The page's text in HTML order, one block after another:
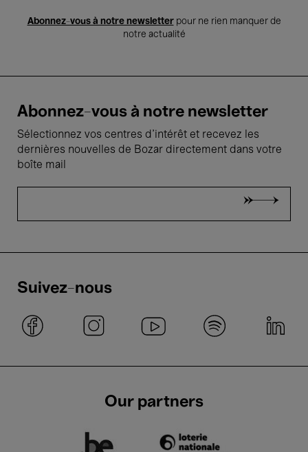
Abonnez-vous à notre newsletterpour ne rien manquer de
notre actualité
Abonnez-vous à notre newsletter
Sélectionnez vos centres d'intérêt et recevez les
dernières nouvelles de Bozar directement dans votre
boîte mail
Suivez-nous
Our partners